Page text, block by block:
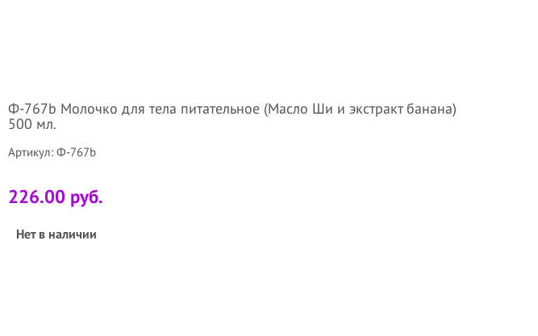
Ф-767b Молочко для тела питательное (Масло Ши и экстракт банана)
500 мл.
Артикул: Ф-767b
226.00 руб.
Нет в наличии